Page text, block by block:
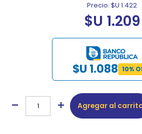
Precio: $U 1.422
$U 1.209
$U 1.088 10%
Agregar al